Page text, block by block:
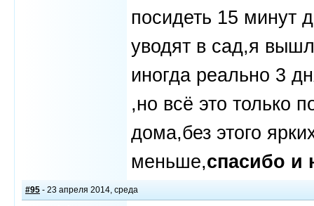
посидеть 15 минут
уводят в сад,я
иногда реально 3
,но всё это только
дома,без этого
меньше,спасибо и
#95 - 23 апреля 2014, среда